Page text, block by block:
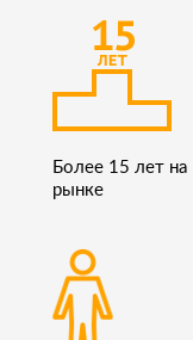
Более 15 лет на
рынке